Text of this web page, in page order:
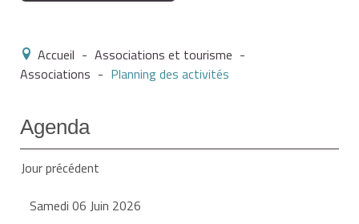
Accueil - Associations et tourisme -
Associations - Planning des activités
Agenda
Jour précédent
Samedi 06 Juin 2026